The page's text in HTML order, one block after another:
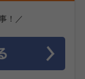
！／